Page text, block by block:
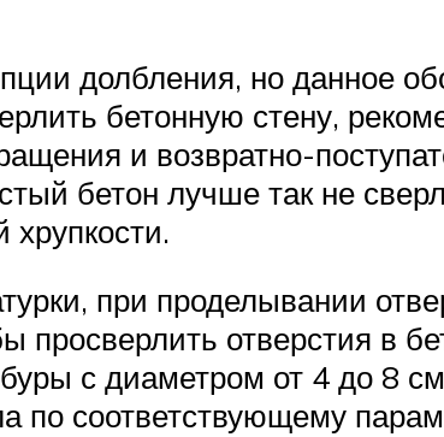
долбления, но данное
бетонную стену,
и возвратно-
бетон лучше так не
при проделывании
отверстия в
с диаметром от 4 до 8
по соответствующему